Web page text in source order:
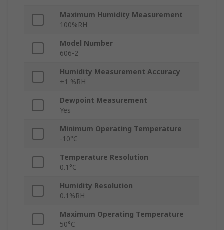
Maximum Humidity Measurement
100%RH
Model Number
606-2
Humidity Measurement Accuracy
±1 %RH
Dewpoint Measurement
Yes
Minimum Operating Temperature
-10°C
Temperature Resolution
0.1°C
Humidity Resolution
0.1%RH
Maximum Operating Temperature
50°C